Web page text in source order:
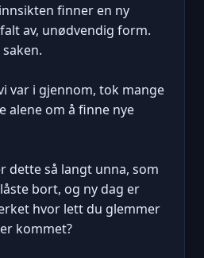
finner en ny
av, unødvendig form.
var i gjennom, tok mange
alene om å finne nye
dette så langt unna, som
bort, og ny dag er
hvor lett du glemmer
kommet?